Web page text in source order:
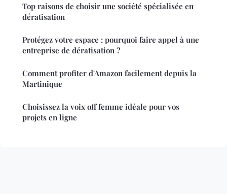
Top raisons de choisir une société spécialisée en
dératisation
Protégez votre espace : pourquoi faire appel à une
entreprise de dératisation ?
Comment profiter d'Amazon facilement depuis la
Martinique
Choisissez la voix off femme idéale pour vos
projets en ligne